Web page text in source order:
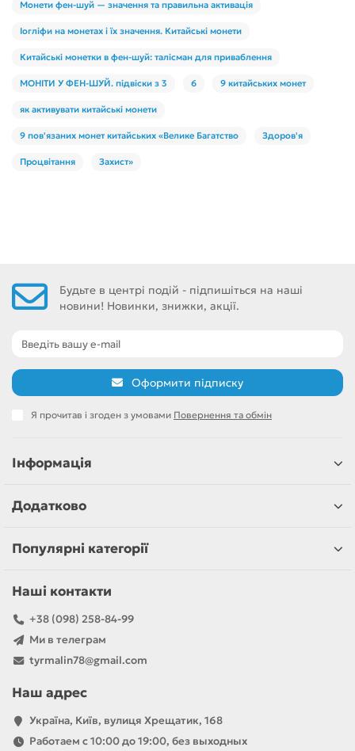
Монети фен-шуй — значення та правильна активація
Іогліфи на монетах і їх значення. Китайські монети
Китайські монетки в фен-шуй: талісман для приваблення
МОНІТИ У ФЕН-ШУЙ. підвіски з 3 6 9 китайських монет
як активувати китайські монети
9 пов'язаних монет китайських «Велике Багатство Здоров'я
Процвітання Захист»
Будьте в центрі подій - підпишіться на наші
новини! Новинки, знижки, акції.
Оформити підписку
Я прочитав і згоден з умовами Повернення та обмін
Інформація
Додатково
Популярні категорії
Наші контакти
+38 (098) 258-84-99
Ми в телеграм
tyrmalin78@gmail.com
Наш адрес
Україна, Київ, вулиця Хрещатик, 168
Работаем с 10:00 до 19:00, без выходных